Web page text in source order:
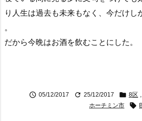
り人生は過去も未来もなく、今だけし
。
だから今晩はお酒を飲むことにした。
 05/12/2017  25/12/2017  8区 ,
ホーチミン市
